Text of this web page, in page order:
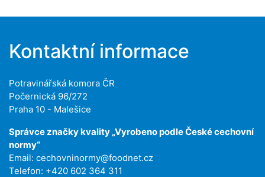
Kontaktní informace
Potravinářská komora ČR
Počernická 96/272
Praha 10 - Malešice
Správce značky kvality „Vyrobeno podle České cechovní
normy“
Email: cechovninormy@foodnet.cz
Telefon: +420 602 364 311